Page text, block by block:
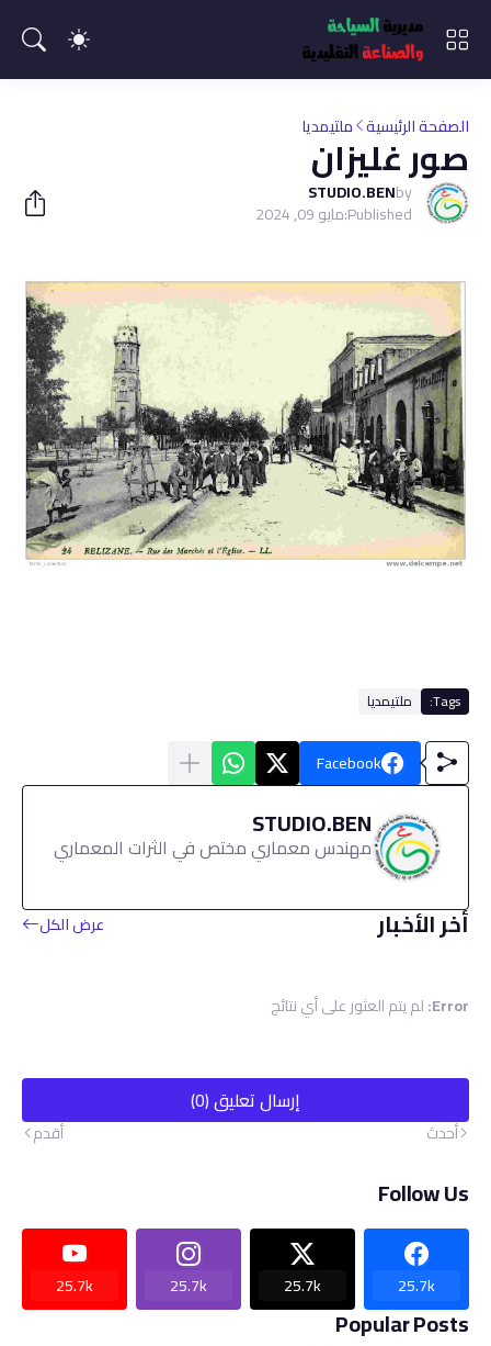
الصفحة الرئيسية ملتيمديا
صور غليزان
by
STUDIO.BEN
Published:مايو 09, 2024
Tags: ملتيمديا
Facebook
STUDIO.BEN
مهندس معماري مختص في الثرات المعماري
أخر الأخبار عرض الكل
Error: لم يتم العثور على أي نتائج
إرسال تعليق (0)
أحدث أقدم
Follow Us
25.7k
25.7k
25.7k
25.7k
Popular Posts